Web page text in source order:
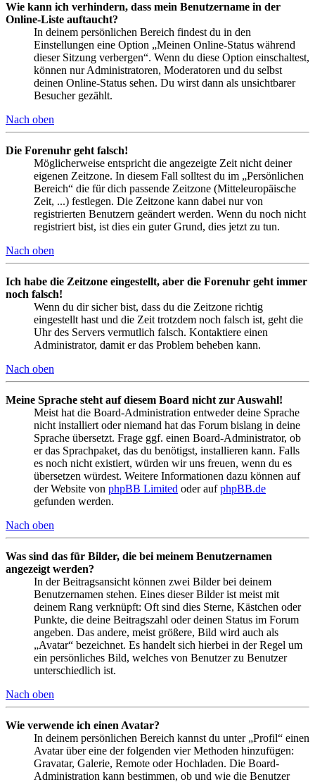
Wie kann ich verhindern, dass mein Benutzername in der
Online-Liste auftaucht?
In deinem persönlichen Bereich findest du in den
Einstellungen eine Option „Meinen Online-Status während
dieser Sitzung verbergen“. Wenn du diese Option einschaltest,
können nur Administratoren, Moderatoren und du selbst
deinen Online-Status sehen. Du wirst dann als unsichtbarer
Besucher gezählt.
Nach oben
Die Forenuhr geht falsch!
Möglicherweise entspricht die angezeigte Zeit nicht deiner
eigenen Zeitzone. In diesem Fall solltest du im „Persönlichen
Bereich“ die für dich passende Zeitzone (Mitteleuropäische
Zeit, ...) festlegen. Die Zeitzone kann dabei nur von
registrierten Benutzern geändert werden. Wenn du noch nicht
registriert bist, ist dies ein guter Grund, dies jetzt zu tun.
Nach oben
Ich habe die Zeitzone eingestellt, aber die Forenuhr geht immer
noch falsch!
Wenn du dir sicher bist, dass du die Zeitzone richtig
eingestellt hast und die Zeit trotzdem noch falsch ist, geht die
Uhr des Servers vermutlich falsch. Kontaktiere einen
Administrator, damit er das Problem beheben kann.
Nach oben
Meine Sprache steht auf diesem Board nicht zur Auswahl!
Meist hat die Board-Administration entweder deine Sprache
nicht installiert oder niemand hat das Forum bislang in deine
Sprache übersetzt. Frage ggf. einen Board-Administrator, ob
er das Sprachpaket, das du benötigst, installieren kann. Falls
es noch nicht existiert, würden wir uns freuen, wenn du es
übersetzen würdest. Weitere Informationen dazu können auf
der Website von phpBB Limited oder aufphpBB.de
gefunden werden.
Nach oben
Was sind das für Bilder, die bei meinem Benutzernamen
angezeigt werden?
In der Beitragsansicht können zwei Bilder bei deinem
Benutzernamen stehen. Eines dieser Bilder ist meist mit
deinem Rang verknüpft: Oft sind dies Sterne, Kästchen oder
Punkte, die deine Beitragszahl oder deinen Status im Forum
angeben. Das andere, meist größere, Bild wird auch als
„Avatar“ bezeichnet. Es handelt sich hierbei in der Regel um
ein persönliches Bild, welches von Benutzer zu Benutzer
unterschiedlich ist.
Nach oben
Wie verwende ich einen Avatar?
In deinem persönlichen Bereich kannst du unter „Profil“ einen
Avatar über eine der folgenden vier Methoden hinzufügen:
Gravatar, Galerie, Remote oder Hochladen. Die Board-
Administration kann bestimmen, ob und wie die Benutzer